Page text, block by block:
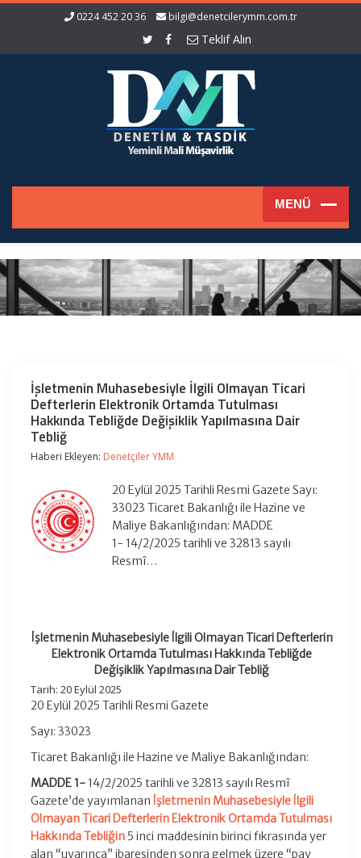
0224 452 20 36 bilgi@denetcilerymm.com.tr
Teklif Alın
İşletmenin Muhasebesiyle İlgili Olmayan Ticari
Defterlerin Elektronik Ortamda Tutulması
Hakkında Tebliğde Değişiklik Yapılmasına Dair
Tebliğ
Haberi Ekleyen: Denetçiler YMM
20 Eylül 2025 Tarihli Resmi Gazete Sayı:
33023 Ticaret Bakanlığı ile Hazine ve
Maliye Bakanlığından: MADDE
1- 14/2/2025 tarihli ve 32813 sayılı
Resmî…
İşletmenin Muhasebesiyle İlgili Olmayan Ticari Defterlerin
Elektronik Ortamda Tutulması Hakkında Tebliğde
Değişiklik Yapılmasına Dair Tebliğ
Tarih: 20 Eylül 2025
20 Eylül 2025 Tarihli Resmi Gazete
Sayı: 33023
Ticaret Bakanlığı ile Hazine ve Maliye Bakanlığından:
MADDE 1- 14/2/2025 tarihli ve 32813 sayılı Resmî
Gazete’de yayımlanan İşletmenin Muhasebesiyle İlgili
Olmayan Ticari Defterlerin Elektronik Ortamda Tutulması
Hakkında Tebliğin 5 inci maddesinin birinci fıkrasında yer
alan “uyarınca” ibaresinden sonra gelmek üzere “pay